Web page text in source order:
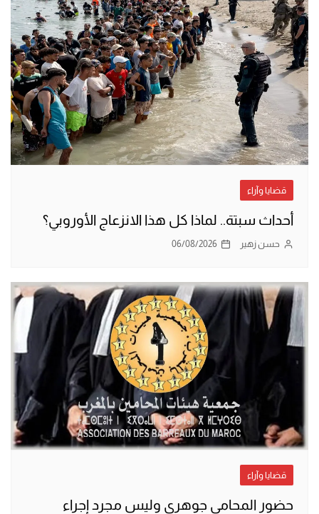
قضايا وآراء
أحداث سبتة.. لماذا كل هذا الانزعاج الأوروبي؟
حسن زهير 06/08/2026
قضايا وآراء
حضور المحامي جوهري وليس مجرد إجراء